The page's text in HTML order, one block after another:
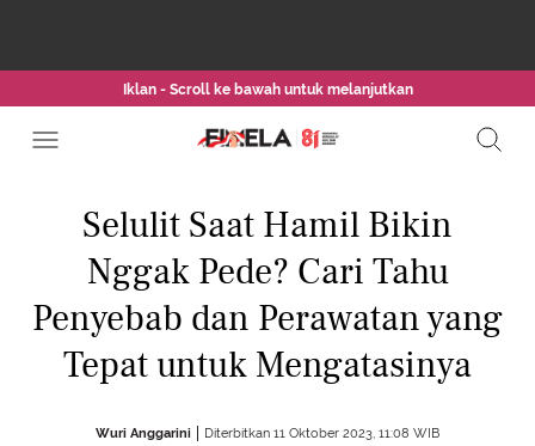
Iklan - Scroll ke bawah untuk melanjutkan
Selulit Saat Hamil Bikin
Nggak Pede? Cari Tahu
Penyebab dan Perawatan yang
Tepat untuk Mengatasinya
Wuri Anggarini Diterbitkan 11 Oktober 2023, 11:08 WIB